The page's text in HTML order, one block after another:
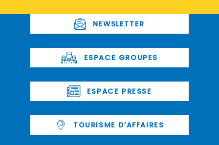
NEWSLETTER
ESPACE GROUPES
ESPACE PRESSE
TOURISME D’AFFAIRES